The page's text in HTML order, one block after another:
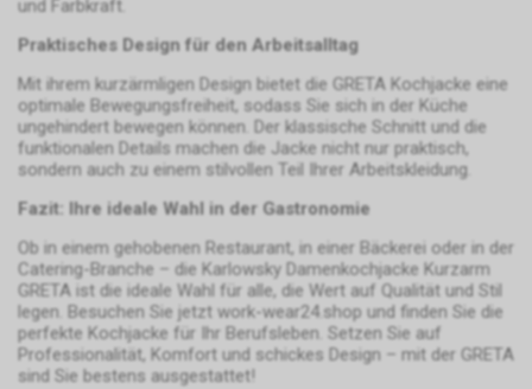
und Farbkraft.
Praktisches Design für den Arbeitsalltag
Mit ihrem kurzärmligen Design bietet die GRETA Kochjacke eine
optimale Bewegungsfreiheit, sodass Sie sich in der Küche
ungehindert bewegen können. Der klassische Schnitt und die
funktionalen Details machen die Jacke nicht nur praktisch,
sondern auch zu einem stilvollen Teil Ihrer Arbeitskleidung.
Fazit: Ihre ideale Wahl in der Gastronomie
Ob in einem gehobenen Restaurant, in einer Bäckerei oder in der
Catering-Branche – die Karlowsky Damenkochjacke Kurzarm
GRETA ist die ideale Wahl für alle, die Wert auf Qualität und Stil
legen. Besuchen Sie jetzt work-wear24.shop und finden Sie die
perfekte Kochjacke für Ihr Berufsleben. Setzen Sie auf
Professionalität, Komfort und schickes Design – mit der GRETA
sind Sie bestens ausgestattet!
dass Sie auf eine unserer bei
geklickt haben und dass Sie
anschliessend auf unseren
Internetauftritt weitergeleitet
worden sind.
Informationen erstellt Google
uns eine Statistik über den
Besuch unseres
Internetauftritts. Zudem
erhalten wir hierdurch
Informationen über die Anzahl
der Nutzer, die auf unsere